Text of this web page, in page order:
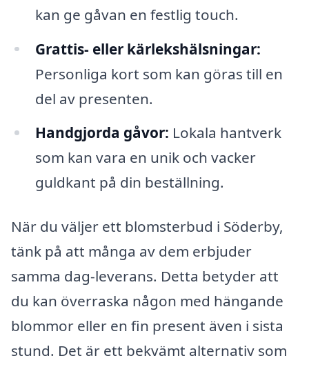
kan ge gåvan en festlig touch.
Grattis- eller kärlekshälsningar:
Personliga kort som kan göras till en
del av presenten.
Handgjorda gåvor: Lokala hantverk
som kan vara en unik och vacker
guldkant på din beställning.
När du väljer ett blomsterbud i Söderby,
tänk på att många av dem erbjuder
samma dag-leverans. Detta betyder att
du kan överraska någon med hängande
blommor eller en fin present även i sista
stund. Det är ett bekvämt alternativ som